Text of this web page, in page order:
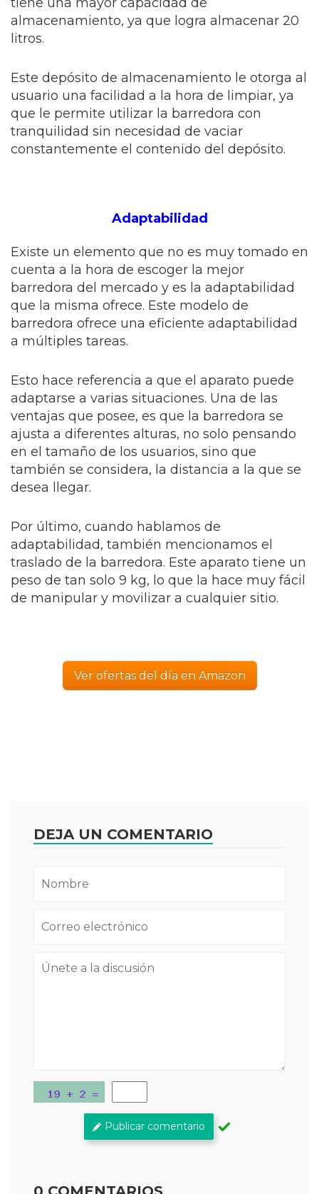
almacenamiento, ya que logra almacenar 20
litros.
Este depósito de almacenamiento le otorga al
usuario una facilidad a la hora de limpiar, ya
que le permite utilizar la barredora con
tranquilidad sin necesidad de vaciar
constantemente el contenido del depósito.
Adaptabilidad
Existe un elemento que no es muy tomado en
cuenta a la hora de escoger la mejor
barredora del mercado y es la adaptabilidad
que la misma ofrece. Este modelo de
barredora ofrece una eficiente adaptabilidad
a múltiples tareas.
Esto hace referencia a que el aparato puede
adaptarse a varias situaciones. Una de las
ventajas que posee, es que la barredora se
ajusta a diferentes alturas, no solo pensando
en el tamaño de los usuarios, sino que
también se considera, la distancia a la que se
desea llegar.
Por último, cuando hablamos de
adaptabilidad, también mencionamos el
traslado de la barredora. Este aparato tiene un
peso de tan solo 9 kg, lo que la hace muy fácil
de manipular y movilizar a cualquier sitio.
Ver ofertas del día en Amazon
DEJA UN COMENTARIO
Publicar comentario